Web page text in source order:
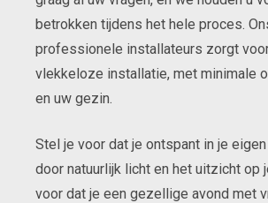
betrokken tijdens het hele proces.
professionele installateurs zorgt
vlekkeloze installatie, met minimale
en uw gezin.
Stel je voor dat je ontspant in je
door natuurlijk licht en het uitzicht op
voor dat je een gezellige avond met